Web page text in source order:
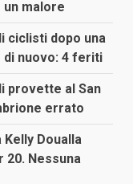
malore
ciclisti dopo una
di nuovo: 4 feriti
provette al San
errato
Kelly Doualla
20. Nessuna